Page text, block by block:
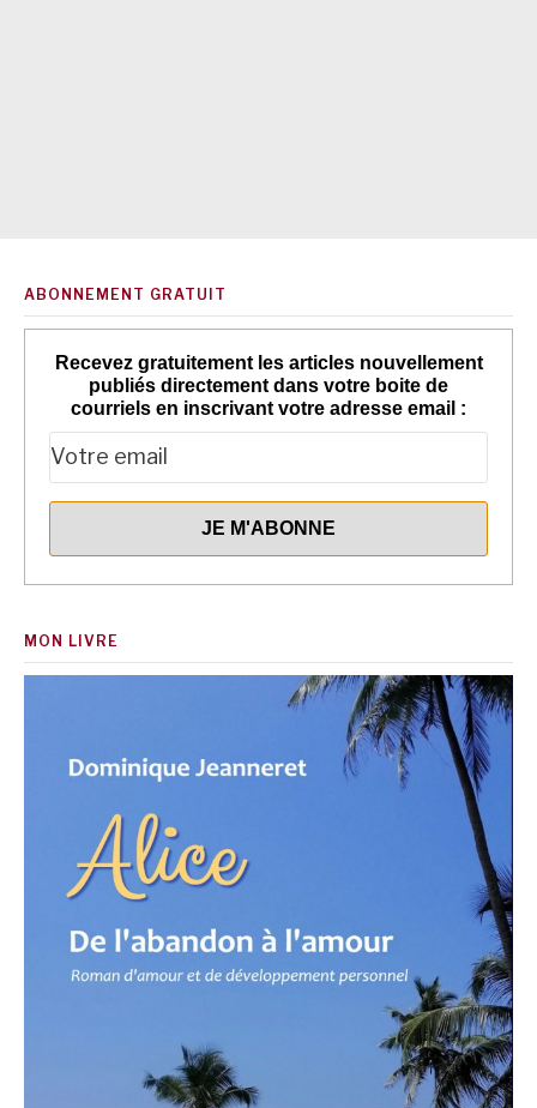
ABONNEMENT GRATUIT
Recevez gratuitement les articles nouvellement
publiés directement dans votre boite de
courriels en inscrivant votre adresse email :
MON LIVRE